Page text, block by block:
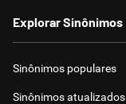
Explorar Sinônimos
Sinônimos populares
Sinônimos atualizados